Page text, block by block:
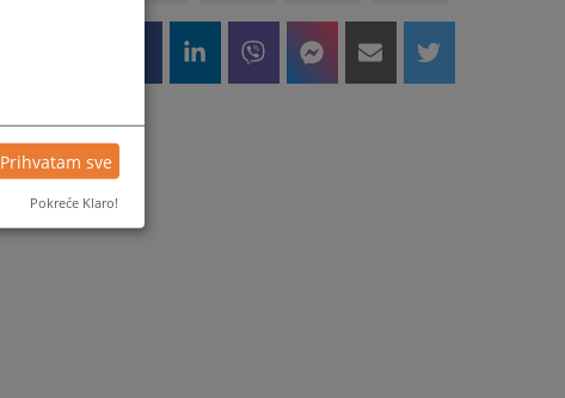
Prihvatam sve
Pokreće Klaro!